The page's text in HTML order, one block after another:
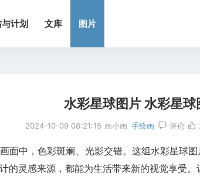
计划 文库 图片
水彩星球图片 水彩星球
2024-10-09 08:21:15 画小画 手绘画 评论
面中，色彩斑斓、光影交错。这组水彩星球
的灵感来源，都能为生活带来新的视觉享受